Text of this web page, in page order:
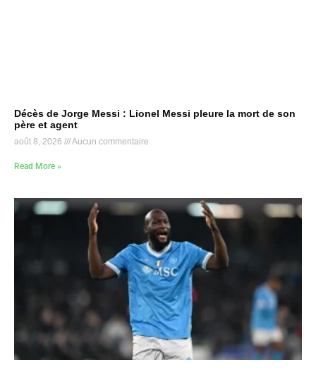
Décès de Jorge Messi : Lionel Messi pleure la mort de son
père et agent
août 8, 2026 Aucun commentaire
Read More »